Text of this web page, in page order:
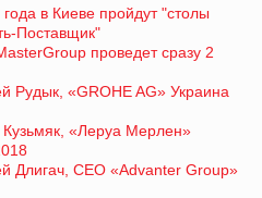
в Киеве пройдут "столы
Поставщик"
проведет сразу 2
Рудык, «GROHE AG» Украина
«Леруа Мерлен»
Длигач, CEO «Advanter Group»